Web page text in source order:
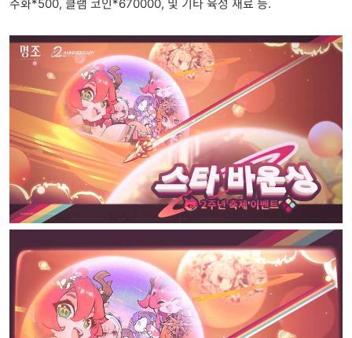
주화*500, 클램 코인*670000, 및 기타 육성 재료 등.